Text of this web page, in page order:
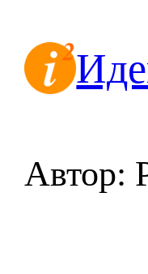
содержимому
Автор: